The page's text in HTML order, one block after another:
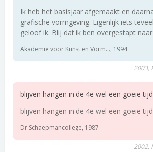
Ik heb het basisjaar afgemaakt en
grafische vormgeving. Eigenlijk iets
geloof ik. Blij dat ik ben overgestapt
Akademie voor Kunst en Vorm..., 1994
2003,
blijven hangen in de 4e wel een goeie
blijven hangen in de 4e wel een goeie
Dr Schaepmancollege, 1987
2002,